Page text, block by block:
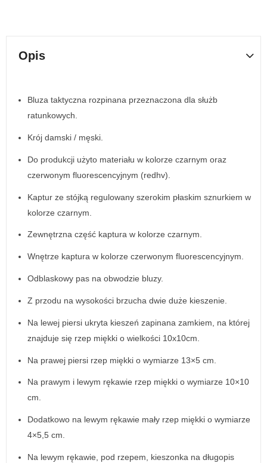
Opis
Bluza taktyczna rozpinana przeznaczona dla służb
ratunkowych.
Krój damski / męski.
Do produkcji użyto materiału w kolorze czarnym oraz
czerwonym fluorescencyjnym (redhv).
Kaptur ze stójką regulowany szerokim płaskim sznurkiem w
kolorze czarnym.
Zewnętrzna część kaptura w kolorze czarnym.
Wnętrze kaptura w kolorze czerwonym fluorescencyjnym.
Odblaskowy pas na obwodzie bluzy.
Z przodu na wysokości brzucha dwie duże kieszenie.
Na lewej piersi ukryta kieszeń zapinana zamkiem, na której
znajduje się rzep miękki o wielkości 10x10cm.
Na prawej piersi rzep miękki o wymiarze 13×5 cm.
Na prawym i lewym rękawie rzep miękki o wymiarze 10×10
cm.
Dodatkowo na lewym rękawie mały rzep miękki o wymiarze
4×5,5 cm.
Na lewym rękawie, pod rzepem, kieszonka na długopis